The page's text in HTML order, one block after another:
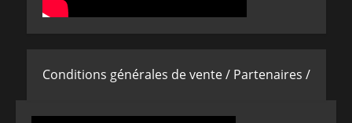
Conditions générales de vente / Partenaires /